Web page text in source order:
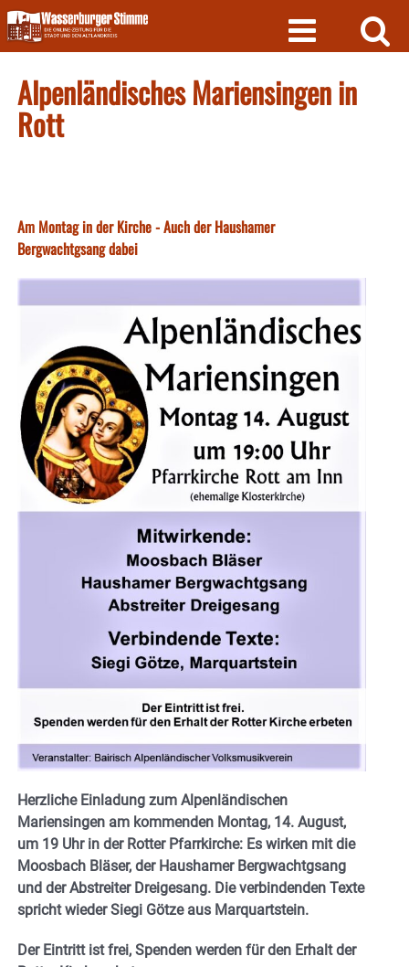
Skip
to
content
Alpenländisches Mariensingen in
Rott
Am Montag in der Kirche - Auch der Haushamer
Bergwachtgsang dabei
Herzliche Einladung zum Alpenländischen
Mariensingen am kommenden Montag, 14. August,
um 19 Uhr in der Rotter Pfarrkirche: Es wirken mit die
Moosbach Bläser, der Haushamer Bergwachtgsang
und der Abstreiter Dreigesang. Die verbindenden Texte
spricht wieder Siegi Götze aus Marquartstein.
Der Eintritt ist frei, Spenden werden für den Erhalt der